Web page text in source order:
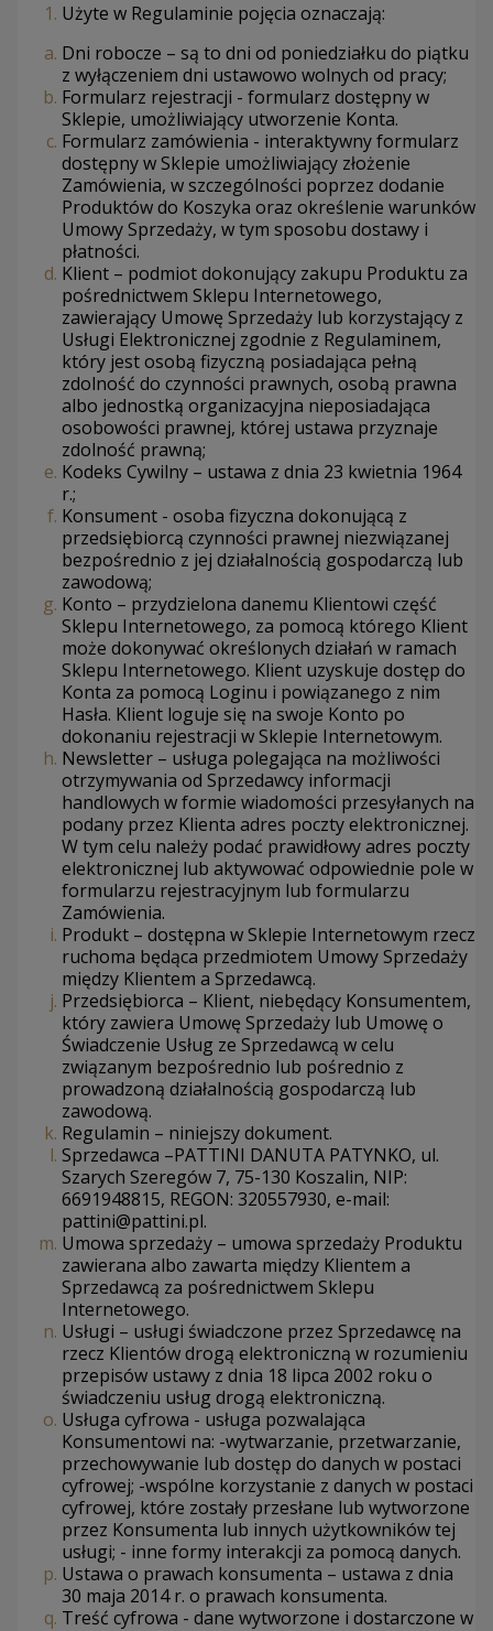
Użyte w Regulaminie pojęcia oznaczają:
Dni robocze – są to dni od poniedziałku do piątku
z wyłączeniem dni ustawowo wolnych od pracy;
Formularz rejestracji - formularz dostępny w
Sklepie, umożliwiający utworzenie Konta.
Formularz zamówienia - interaktywny formularz
dostępny w Sklepie umożliwiający złożenie
Zamówienia, w szczególności poprzez dodanie
Produktów do Koszyka oraz określenie warunków
Umowy Sprzedaży, w tym sposobu dostawy i
płatności.
Klient – podmiot dokonujący zakupu Produktu za
pośrednictwem Sklepu Internetowego,
zawierający Umowę Sprzedaży lub korzystający z
Usługi Elektronicznej zgodnie z Regulaminem,
który jest osobą fizyczną posiadająca pełną
zdolność do czynności prawnych, osobą prawna
albo jednostką organizacyjna nieposiadająca
osobowości prawnej, której ustawa przyznaje
zdolność prawną;
Kodeks Cywilny – ustawa z dnia 23 kwietnia 1964
r.;
Konsument - osoba fizyczna dokonującą z
przedsiębiorcą czynności prawnej niezwiązanej
bezpośrednio z jej działalnością gospodarczą lub
zawodową;
Konto – przydzielona danemu Klientowi część
Sklepu Internetowego, za pomocą którego Klient
może dokonywać określonych działań w ramach
Sklepu Internetowego. Klient uzyskuje dostęp do
Konta za pomocą Loginu i powiązanego z nim
Hasła. Klient loguje się na swoje Konto po
dokonaniu rejestracji w Sklepie Internetowym.
Newsletter – usługa polegająca na możliwości
otrzymywania od Sprzedawcy informacji
handlowych w formie wiadomości przesyłanych na
podany przez Klienta adres poczty elektronicznej.
W tym celu należy podać prawidłowy adres poczty
elektronicznej lub aktywować odpowiednie pole w
formularzu rejestracyjnym lub formularzu
Zamówienia.
Produkt – dostępna w Sklepie Internetowym rzecz
ruchoma będąca przedmiotem Umowy Sprzedaży
między Klientem a Sprzedawcą.
Przedsiębiorca – Klient, niebędący Konsumentem,
który zawiera Umowę Sprzedaży lub Umowę o
Świadczenie Usług ze Sprzedawcą w celu
związanym bezpośrednio lub pośrednio z
prowadzoną działalnością gospodarczą lub
zawodową.
Regulamin – niniejszy dokument.
Sprzedawca –PATTINI DANUTA PATYNKO, ul.
Szarych Szeregów 7, 75-130 Koszalin, NIP:
6691948815, REGON: 320557930, e-mail:
pattini@pattini.pl.
Umowa sprzedaży – umowa sprzedaży Produktu
zawierana albo zawarta między Klientem a
Sprzedawcą za pośrednictwem Sklepu
Internetowego.
Usługi – usługi świadczone przez Sprzedawcę na
rzecz Klientów drogą elektroniczną w rozumieniu
przepisów ustawy z dnia 18 lipca 2002 roku o
świadczeniu usług drogą elektroniczną.
Usługa cyfrowa - usługa pozwalająca
Konsumentowi na: -wytwarzanie, przetwarzanie,
przechowywanie lub dostęp do danych w postaci
cyfrowej; -wspólne korzystanie z danych w postaci
cyfrowej, które zostały przesłane lub wytworzone
przez Konsumenta lub innych użytkowników tej
usługi; - inne formy interakcji za pomocą danych.
Ustawa o prawach konsumenta – ustawa z dnia
30 maja 2014 r. o prawach konsumenta.
Treść cyfrowa - dane wytworzone i dostarczone w